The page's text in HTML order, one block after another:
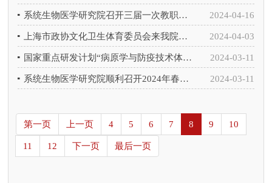
系统生物医学研究院召开三届一次教职工大会暨工会换届大会 2024-04-16
上海市政协文化卫生体育委员会来我院走访交流 2024-04-03
国家重点研发计划“病原学与防疫技术体系研究”重点专项项目启动暨实施方案论证会召开 2024-03-11
系统生物医学研究院顺利召开2024年春季学期学生代表座谈会 2024-03-11
第一页 上一页 4 5 6 7 8 9 10
11 12 下一页 最后一页